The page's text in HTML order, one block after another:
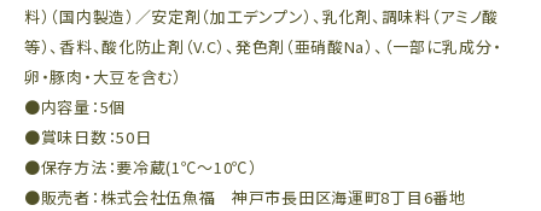
料）（国内製造）／安定剤（加工デンプン）、乳化剤、調味料（アミノ酸
等）、香料、酸化防止剤（V.C）、発色剤（亜硝酸Na）、（一部に乳成分・
卵・豚肉・大豆を含む）
●内容量：5個
●賞味日数：50日
●保存方法：要冷蔵(1℃～10℃）
●販売者：株式会社伍魚福 神戸市長田区海運町8丁目6番地